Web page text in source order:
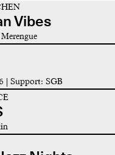
Vibes
| Support: SGB